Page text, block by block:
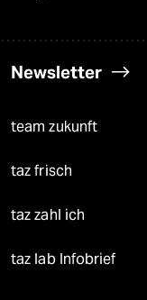
Newsletter
team zukunft
taz frisch
taz zahl ich
taz lab Infobrief